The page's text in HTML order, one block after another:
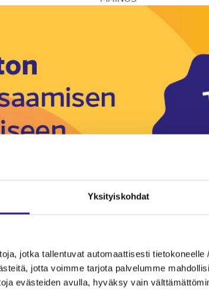
Yksityiskohdat
jotka tallentuvat automaattisesti
jotta voimme tarjota palvelumme
evästeiden avulla, hyväksy vain